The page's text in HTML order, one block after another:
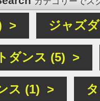
> ジャズ
ダンス (5) >
ス (1) >